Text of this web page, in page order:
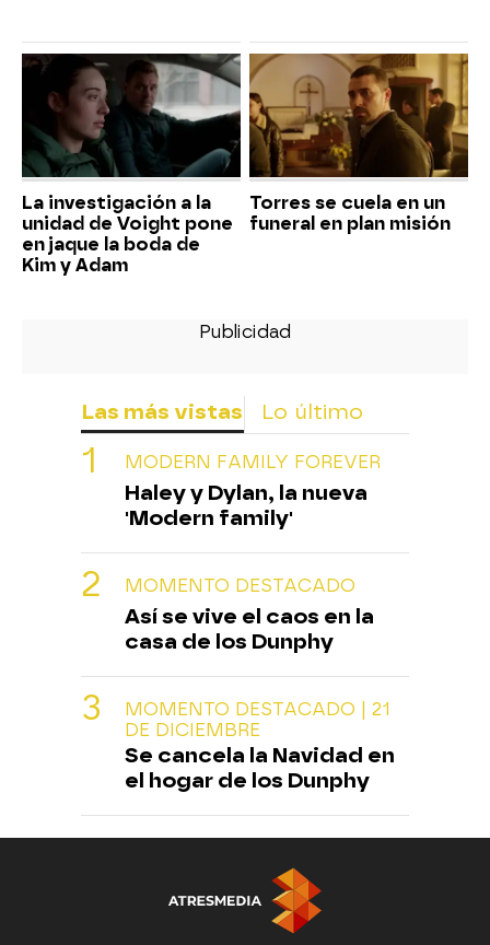
La investigación a la
unidad de Voight pone
en jaque la boda de
Kim y Adam
Torres se cuela en un
funeral en plan misión
Las más vistas Lo último
MODERN FAMILY FOREVER
Haley y Dylan, la nueva
'Modern family'
MOMENTO DESTACADO
Así se vive el caos en la
casa de los Dunphy
MOMENTO DESTACADO | 21
DE DICIEMBRE
Se cancela la Navidad en
el hogar de los Dunphy